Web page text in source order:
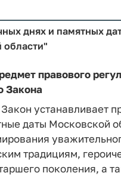
днях и памятных
области"
правового
Закона
устанавливает
даты Московской
традициям,
поколения, а